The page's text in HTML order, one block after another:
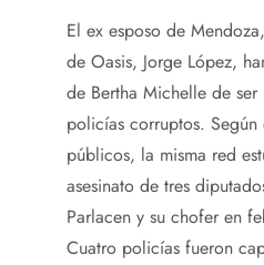
El ex esposo de
de Oasis, Jorge López,
de Bertha Michelle de
policías corruptos. Según
públicos, la misma red
asesinato de tres
Parlacen y su chofer en
Cuatro policías fueron